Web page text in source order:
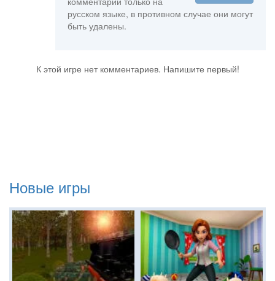
русском языке, в противном случае они могут
быть удалены.
К этой игре нет комментариев. Напишите первый!
Новые игры